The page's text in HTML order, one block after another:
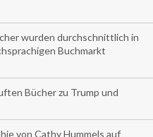
wurden durchschnittlich in
Buchmarkt
Bücher zu Trump und
von Cathy Hummels auf